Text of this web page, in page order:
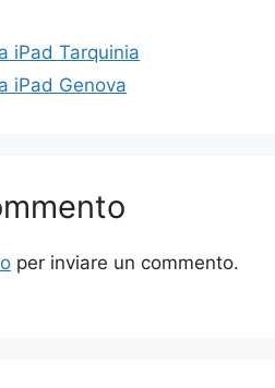
iPad Tarquinia
iPad Genova
per inviare un commento.